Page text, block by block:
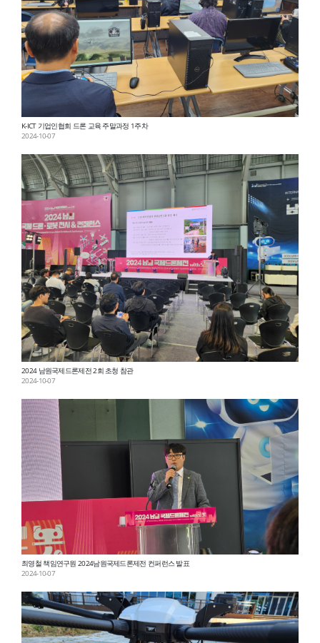
K-ICT 기업인협회 드론 교육 주말과정 1주차
2024-10-07
2024 남원국제드론제전 2회 초청 참관
2024-10-07
최영철 책임연구원 2024남원국제드론제전 컨퍼런스 발표
2024-10-07